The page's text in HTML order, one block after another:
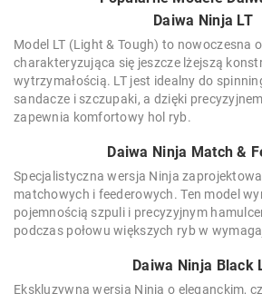
Daiwa Ninja LT
Model LT (Light & Tough) to nowoczesna
charakteryzująca się jeszcze lżejszą
wytrzymałością. LT jest idealny do
sandacze i szczupaki, a dzięki
zapewnia komfortowy hol ryb.
Daiwa Ninja Match &
Specjalistyczna wersja Ninja
matchowych i feederowych. Ten model
pojemnością szpuli i precyzyjnym
podczas połowu większych ryb w
Daiwa Ninja Black
Ekskluzywna wersja Ninja o eleganckim,